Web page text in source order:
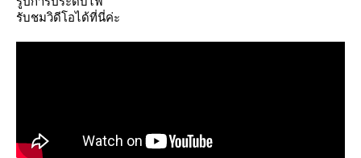
รับชมวิดีโอได้ที่นี่ค่ะ